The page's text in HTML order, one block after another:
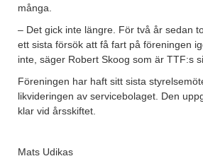
många.
– Det gick inte längre. För två år sedan
ett sista försök att få fart på föreningen
inte, säger Robert Skoog som är TTF:s
Föreningen har haft sitt sista
likvideringen av servicebolaget. Den
klar vid årsskiftet.
Mats Udikas